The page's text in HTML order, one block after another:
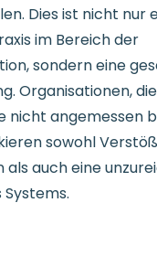
Dies ist nicht nur
im Bereich der
sondern eine
Organisationen,
nicht angemessen
sowohl
auch eine
Systems.